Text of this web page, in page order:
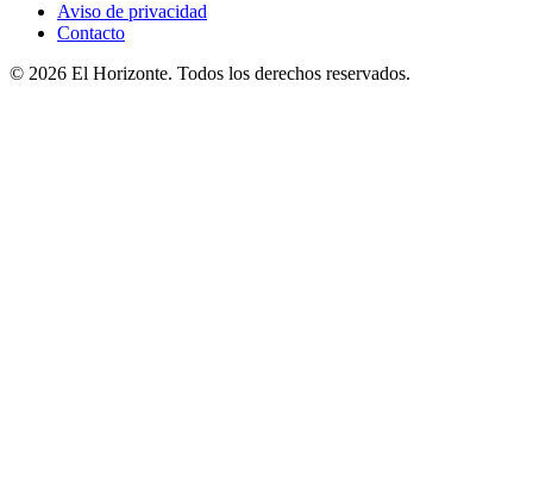
Aviso de privacidad
Contacto
© 2026 El Horizonte. Todos los derechos reservados.